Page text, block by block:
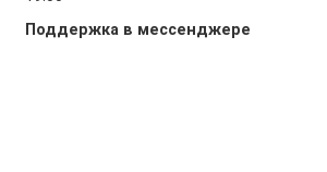
Поддержка в мессенджере